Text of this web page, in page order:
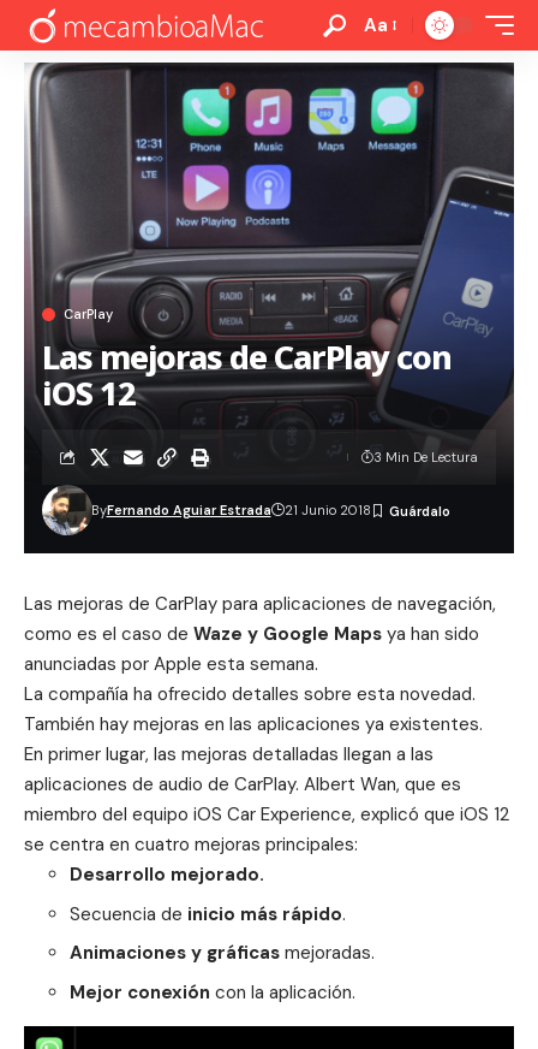
Aa
CarPlay
Las mejoras de CarPlay con
iOS 12
ByFernando Aguiar Estrada 21 Junio 2018
3 Min De Lectura
Las mejoras de CarPlay para aplicaciones de navegación,
como es el caso de Waze y Google Maps ya han sido
anunciadas por Apple esta semana.
La compañía ha ofrecido detalles sobre esta novedad.
También hay mejoras en las aplicaciones ya existentes.
En primer lugar, las mejoras detalladas llegan a las
aplicaciones de audio de CarPlay. Albert Wan, que es
miembro del equipo iOS Car Experience, explicó que iOS 12
se centra en cuatro mejoras principales:
Desarrollo mejorado.
Secuencia de inicio más rápido.
Animaciones y gráficasmejoradas.
Mejor conexión con la aplicación.